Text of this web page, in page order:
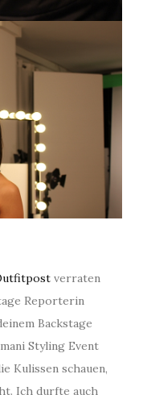
verraten
Reporterin
Backstage
Styling Event
Kulissen schauen,
Ich durfte auch